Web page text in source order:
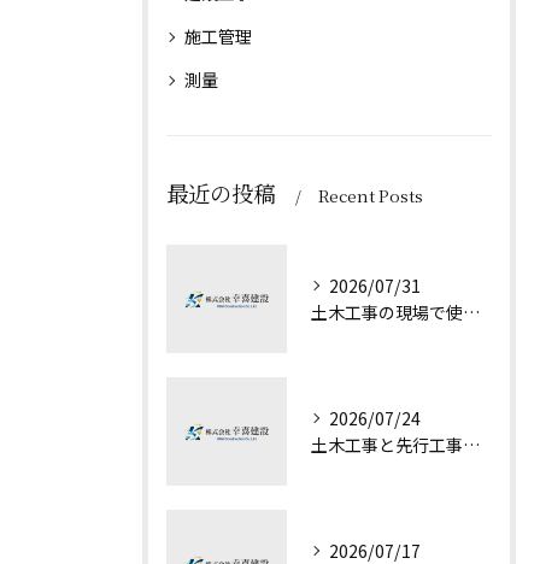
施工管理
測量
最近の投稿 Recent Posts
2026/07/31
土木工事の現場で使われるバックホウの種類とユンボとの違いがすぐ分かる基礎知識
2026/07/24
土木工事と先行工事の最新動向を京都府木津川市京都市上京区で徹底解説
2026/07/17